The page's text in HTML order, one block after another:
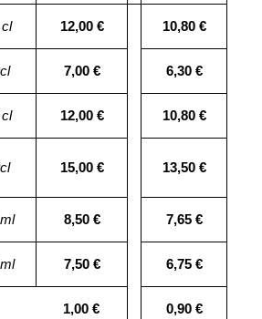
cl 12,00 € 10,80 €
7,00 € 6,30 €
cl 12,00 € 10,80 €
15,00 € 13,50 €
8,50 € 7,65 €
7,50 € 6,75 €
1,00 € 0,90 €